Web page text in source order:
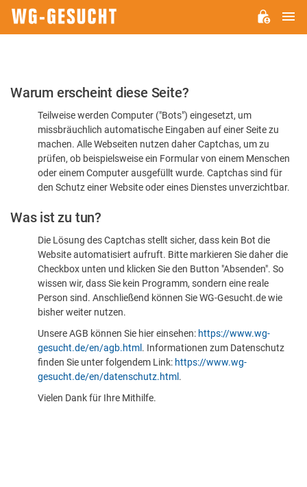
Bitte
dass
sind
Warum erscheint diese Seite?
Teilweise werden Computer ("Bots") eingesetzt, um
missbräuchlich automatische Eingaben auf einer Seite zu
machen. Alle Webseiten nutzen daher Captchas, um zu
prüfen, ob beispielsweise ein Formular von einem Menschen
oder einem Computer ausgefüllt wurde. Captchas sind für
den Schutz einer Website oder eines Dienstes unverzichtbar.
Was ist zu tun?
Die Lösung des Captchas stellt sicher, dass kein Bot die
Website automatisiert aufruft. Bitte markieren Sie daher die
Checkbox unten und klicken Sie den Button "Absenden". So
wissen wir, dass Sie kein Programm, sondern eine reale
Person sind. Anschließend können Sie WG-Gesucht.de wie
bisher weiter nutzen.
Unsere AGB können Sie hier einsehen: https://www.wg-
gesucht.de/en/agb.html . Informationen zum Datenschutz
finden Sie unter folgendem Link: https://www.wg-
gesucht.de/en/datenschutz.html .
Vielen Dank für Ihre Mithilfe.